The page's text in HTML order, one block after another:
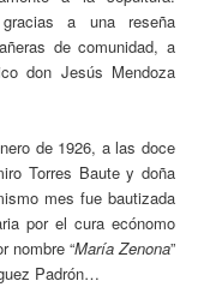
a una reseña
de comunidad, a
don Jesús Mendoza
de 1926, a las doce
Torres Baute y doña
mes fue bautizada
por el cura ecónomo
nombre “María Zenona”
Padrón…